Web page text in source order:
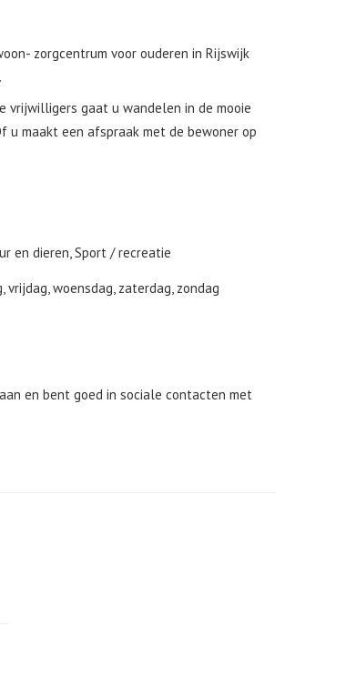
zorgcentrum voor ouderen in Rijswijk
vrijwilligers gaat u wandelen in de mooie
u maakt een afspraak met de bewoner op
en dieren, Sport / recreatie
vrijdag, woensdag, zaterdag, zondag
en bent goed in sociale contacten met